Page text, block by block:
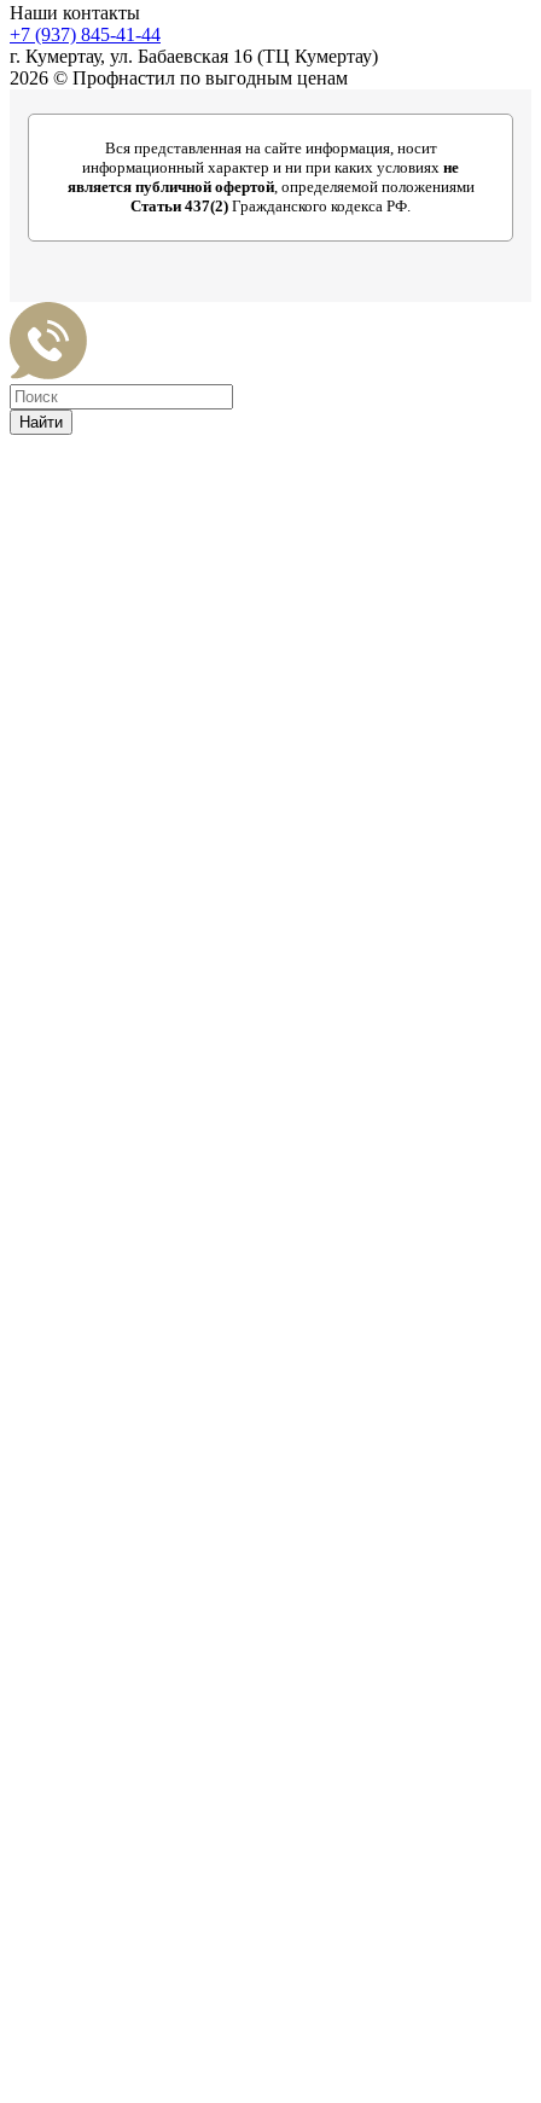
Наши контакты
+7 (937) 845-41-44
г. Кумертау, ул. Бабаевская 16 (ТЦ Кумертау)
2026 © Профнастил по выгодным ценам
Вся представленная на сайте информация, носит
информационный характер и ни при каких условиях не
является публичной офертой, определяемой положениями
Статьи 437(2) Гражданского кодекса РФ.
Найти